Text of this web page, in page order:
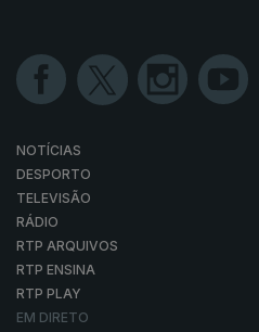
NOTÍCIAS
DESPORTO
TELEVISÃO
RÁDIO
RTP ARQUIVOS
RTP ENSINA
RTP PLAY
EM DIRETO